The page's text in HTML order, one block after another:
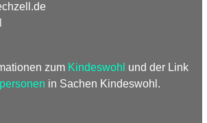
de
zum Kindeswohl und der Link
in Sachen Kindeswohl.